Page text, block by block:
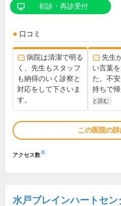
初診・再診受付
口コミ
病院は清潔で明る
く、先生もスタッフ
も納得のいく診察と
対応をして下さいま
す。
先生
い言葉
た。不
持ちで
と読む
この医院の
アクセス数※
水戸ブレインハートセン